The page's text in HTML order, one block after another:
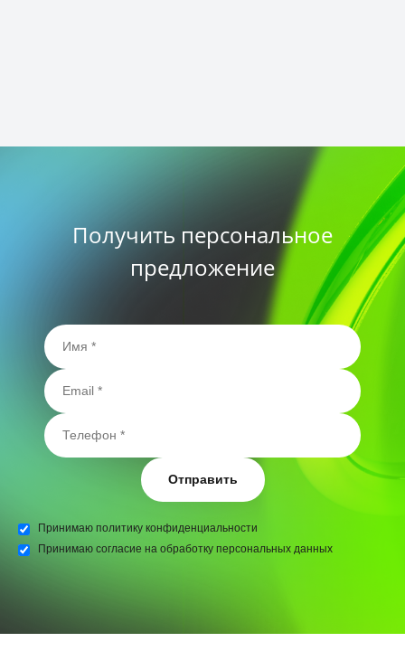
Получить персональное
предложение
Отправить
Принимаю политику конфиденциальности
Принимаю согласие на обработку персональных данных